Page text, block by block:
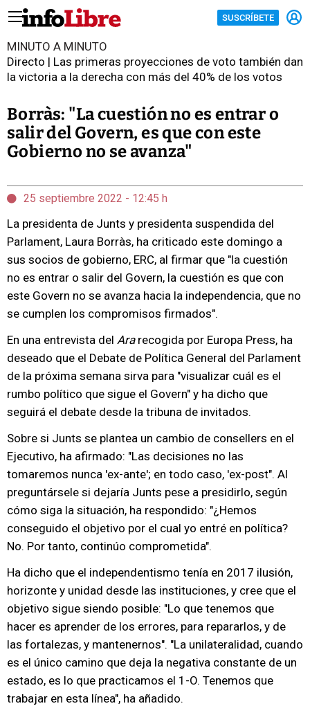
SUSCRÍBETE
MINUTO A MINUTO
Directo | Las primeras proyecciones de voto también dan
la victoria a la derecha con más del 40% de los votos
Borràs: "La cuestión no es entrar o
salir del Govern, es que con este
Gobierno no se avanza"
25 septiembre 2022 - 12:45 h
La presidenta de Junts y presidenta suspendida del
Parlament, Laura Borràs, ha criticado este domingo a
sus socios de gobierno, ERC, al firmar que "la cuestión
no es entrar o salir del Govern, la cuestión es que con
este Govern no se avanza hacia la independencia, que no
se cumplen los compromisos firmados".
En una entrevista del Ara recogida por Europa Press, ha
deseado que el Debate de Política General del Parlament
de la próxima semana sirva para "visualizar cuál es el
rumbo político que sigue el Govern" y ha dicho que
seguirá el debate desde la tribuna de invitados.
Sobre si Junts se plantea un cambio de consellers en el
Ejecutivo, ha afirmado: "Las decisiones no las
tomaremos nunca 'ex-ante'; en todo caso, 'ex-post". Al
preguntársele si dejaría Junts pese a presidirlo, según
cómo siga la situación, ha respondido: "¿Hemos
conseguido el objetivo por el cual yo entré en política?
No. Por tanto, continúo comprometida".
Ha dicho que el independentismo tenía en 2017 ilusión,
horizonte y unidad desde las instituciones, y cree que el
objetivo sigue siendo posible: "Lo que tenemos que
hacer es aprender de los errores, para repararlos, y de
las fortalezas, y mantenernos". "La unilateralidad, cuando
es el único camino que deja la negativa constante de un
estado, es lo que practicamos el 1-O. Tenemos que
trabajar en esta línea", ha añadido.